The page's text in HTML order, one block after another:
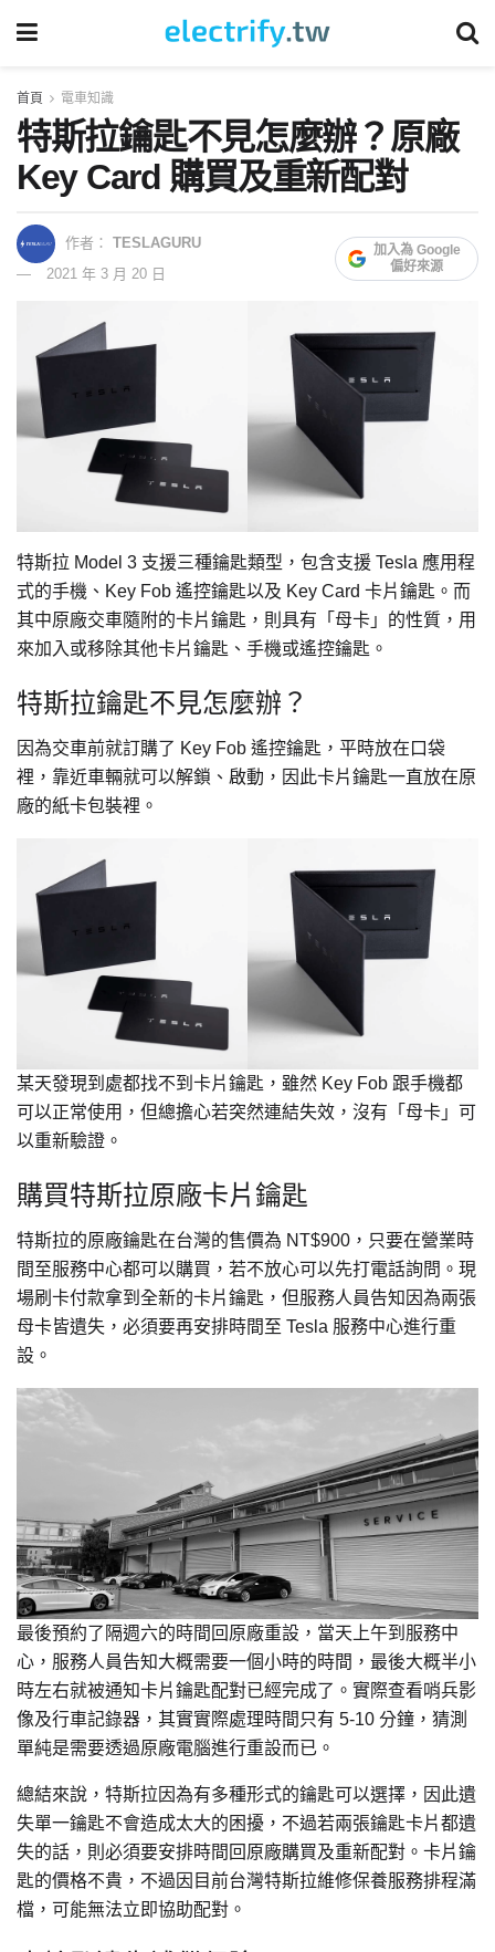
首頁 電車知識
特斯拉鑰匙不見怎麼辦？原廠
Key Card 購買及重新配對
作者： TESLAGURU
2021 年 3 月 20 日
加入為 Google
偏好來源
特斯拉 Model 3 支援三種鑰匙類型，包含支援 Tesla 應用程
式的手機、Key Fob 遙控鑰匙以及 Key Card 卡片鑰匙。而
其中原廠交車隨附的卡片鑰匙，則具有「母卡」的性質，用
來加入或移除其他卡片鑰匙、手機或遙控鑰匙。
特斯拉鑰匙不見怎麼辦？
因為交車前就訂購了 Key Fob 遙控鑰匙，平時放在口袋
裡，靠近車輛就可以解鎖、啟動，因此卡片鑰匙一直放在原
廠的紙卡包裝裡。
某天發現到處都找不到卡片鑰匙，雖然 Key Fob 跟手機都
可以正常使用，但總擔心若突然連結失效，沒有「母卡」可
以重新驗證。
購買特斯拉原廠卡片鑰匙
特斯拉的原廠鑰匙在台灣的售價為 NT$900，只要在營業時
間至服務中心都可以購買，若不放心可以先打電話詢問。現
場刷卡付款拿到全新的卡片鑰匙，但服務人員告知因為兩張
母卡皆遺失，必須要再安排時間至 Tesla 服務中心進行重
設。
最後預約了隔週六的時間回原廠重設，當天上午到服務中
心，服務人員告知大概需要一個小時的時間，最後大概半小
時左右就被通知卡片鑰匙配對已經完成了。實際查看哨兵影
像及行車記錄器，其實實際處理時間只有 5-10 分鐘，猜測
單純是需要透過原廠電腦進行重設而已。
總結來說，特斯拉因為有多種形式的鑰匙可以選擇，因此遺
失單一鑰匙不會造成太大的困擾，不過若兩張鑰匙卡片都遺
失的話，則必須要安排時間回原廠購買及重新配對。卡片鑰
匙的價格不貴，不過因目前台灣特斯拉維修保養服務排程滿
檔，可能無法立即協助配對。